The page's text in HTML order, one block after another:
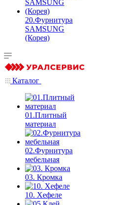
20.Фурнитура
SAMSUNG
(Корея)
Каталог
01.Плитный
материал
02.Фурнитура
мебельная
03. Кромка
10. Хефеле